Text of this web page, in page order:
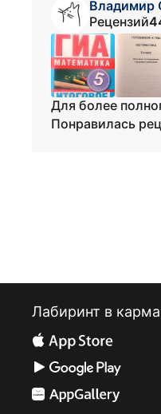
Владимир
Рецензий
Для более
Понравилась
Лабиринт в